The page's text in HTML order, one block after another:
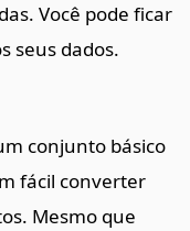
Você pode ficar
seus dados.
conjunto básico
fácil converter
Mesmo que